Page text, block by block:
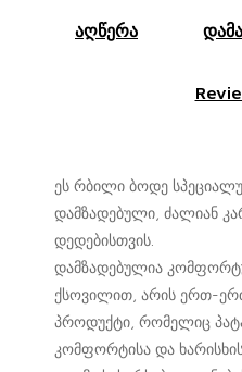
აღწერა
ეს რბილი ბოდე
დამზადებული, ძალიან
დედებისთვის.
დამზადებულია
ქსოვილით, არის ერთ-
პროდუქტი, რომელიც
კომფორტისა და